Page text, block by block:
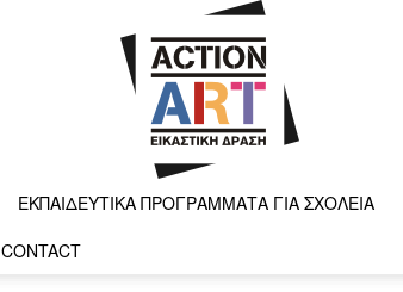
ΕΚΠΑΙΔΕΥΤΙΚΆ ΠΡΟΓΡΆΜΜΑΤΑ ΓΙΑ ΣΧΟΛΕΊΑ
CONTACT